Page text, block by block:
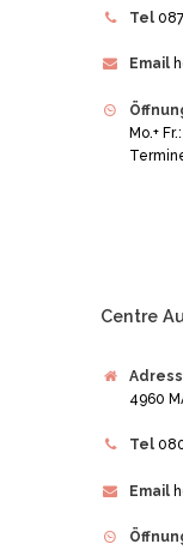
Tel
Email
Mo.+
Centre
4960
Tel
Email